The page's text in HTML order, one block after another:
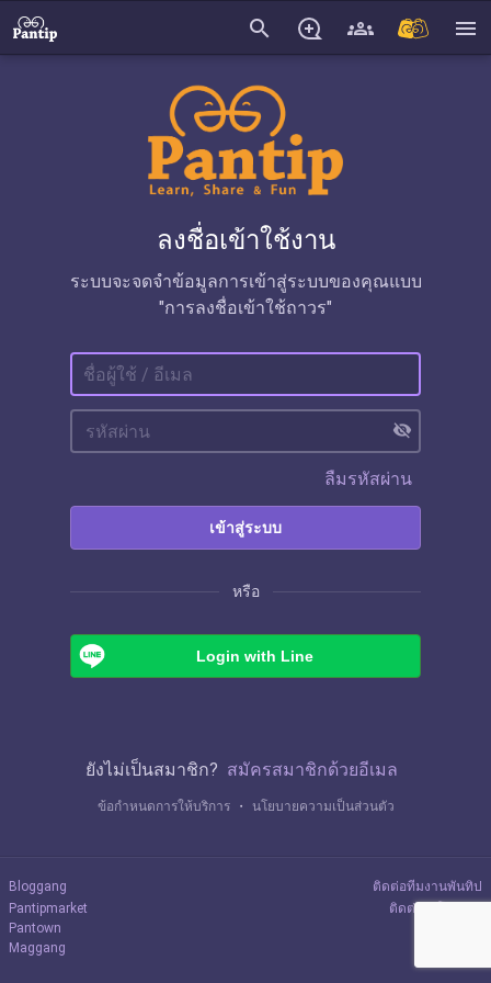
search menu
ลงชื่อเข้าใช้งาน
ระบบจะจดจำข้อมูลการเข้าสู่ระบบของคุณแบบ
"การลงชื่อเข้าใช้ถาวร"
visibility_off
ลืมรหัสผ่าน
เข้าสู่ระบบ
หรือ
Login with Line
ยังไม่เป็นสมาชิก? สมัครสมาชิกด้วยอีเมล
ข้อกำหนดการให้บริการ ・ นโยบายความเป็นส่วนตัว
Bloggang
Pantipmarket
Pantown
Maggang
ติดต่อทีมงานพันทิป
ติดต่อลงโฆษณา